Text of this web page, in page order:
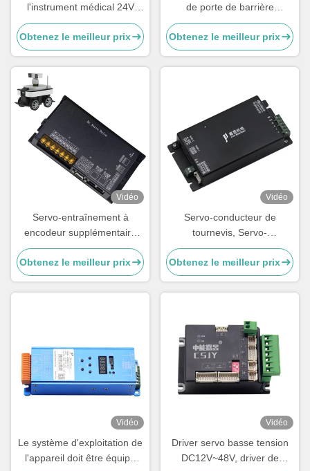
l'instrument médical 24V
avec l'encodeur absolu
Obtenez le meilleur prix
de porte de barrière
d'oscillation avec l'encodeur
par accroissement
Obtenez le meilleur prix
Vidéo
Servo-entraînement à
encodeur supplémentaire
DC pour robot Agv
Obtenez le meilleur prix
Vidéo
Servo-conducteur de
tournevis, Servo-
conducteurs dédiés pour
tournevis, portes de vitesse
et servo-conducteurs basse
tension.
Obtenez le meilleur prix
Vidéo
Le système d'exploitation de
l'appareil doit être équipé
Vidéo
Driver servo basse tension
DC12V~48V, driver de